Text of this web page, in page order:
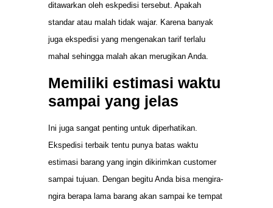
ditawarkan oleh eskpedisi tersebut. Apakah
standar atau malah tidak wajar. Karena banyak
juga ekspedisi yang mengenakan tarif terlalu
mahal sehingga malah akan merugikan Anda.
Memiliki estimasi waktu
sampai yang jelas
Ini juga sangat penting untuk diperhatikan.
Ekspedisi terbaik tentu punya batas waktu
estimasi barang yang ingin dikirimkan customer
sampai tujuan. Dengan begitu Anda bisa mengira-
ngira berapa lama barang akan sampai ke tempat